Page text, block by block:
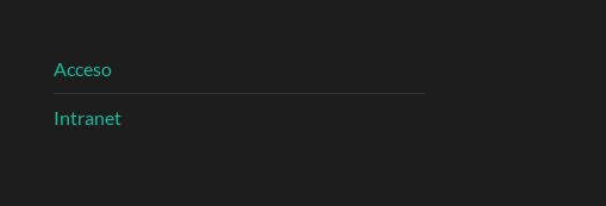
Acceso
Intranet